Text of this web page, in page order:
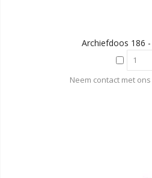
Archiefdoos 186 -
Neem contact met